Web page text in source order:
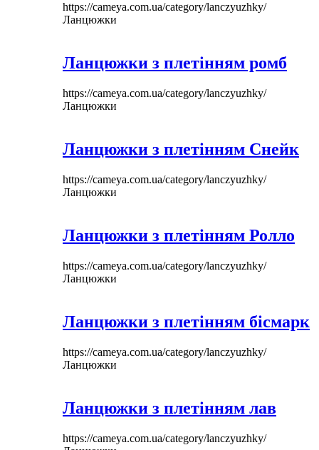
https://cameya.com.ua/category/lanczyuzhky/
Ланцюжки
Ланцюжки з плетінням ромб
https://cameya.com.ua/category/lanczyuzhky/
Ланцюжки
Ланцюжки з плетінням Снейк
https://cameya.com.ua/category/lanczyuzhky/
Ланцюжки
Ланцюжки з плетінням Ролло
https://cameya.com.ua/category/lanczyuzhky/
Ланцюжки
Ланцюжки з плетінням бісмарк
https://cameya.com.ua/category/lanczyuzhky/
Ланцюжки
Ланцюжки з плетінням лав
https://cameya.com.ua/category/lanczyuzhky/